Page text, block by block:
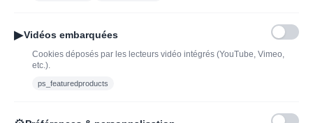
champagnes & spiritueux
à découvrir| J’adopte un
vin
Caviste en ligne pour l’adoption de vin, champagne,
▶Vidéos embarquées
Cookies déposés par les lecteurs vidéo intégrés (YouTube, Vimeo,
etc.).
ps_featuredproducts